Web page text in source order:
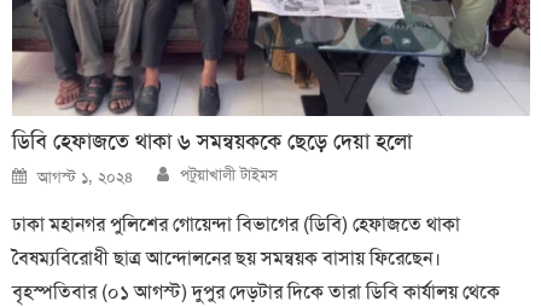
ডিবি হেফাজতে থাকা ৬ সমন্বয়্ককে ছেড়ে দেয়া হলো
Posted
on
আগস্ট ১, ২০২৪ Author
পটুয়াখালী টাইমস
ঢাকা মহানগর পুলিশের গোয়েন্দা বিভাগের (ডিবি) হেফাজতে থাকা
বৈষম্যবিরোধী ছাত্র আন্দোলনের ছয় সমন্বয়ক বাসায় ফিরেছেন।
বৃহস্পতিবার (০১ আগস্ট) দুপুর দেড়টার দিকে তারা ডিবি কার্যালয় থেকে